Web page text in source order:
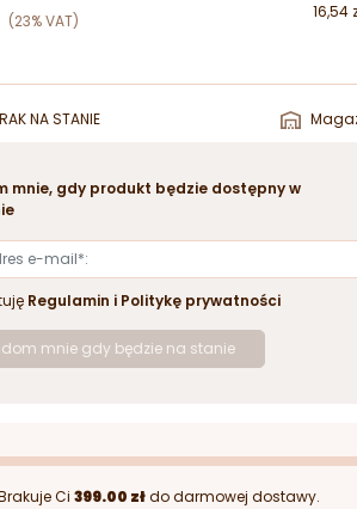
(23% VAT)
16,54
NA STANIE
mnie, gdy produkt będzie dostępny w
Regulamin i Politykę prywatności
mnie gdy będzie na stanie
Ci 399.00 złdo darmowej dostawy.